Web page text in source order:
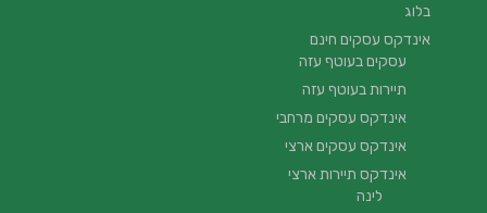
בלוג
אינדקס עסקים חינם
עסקים בעוטף עזה
תיירות בעוטף עזה
אינדקס עסקים מרחבי
אינדקס עסקים ארצי
אינדקס תיירות ארצי
לינה